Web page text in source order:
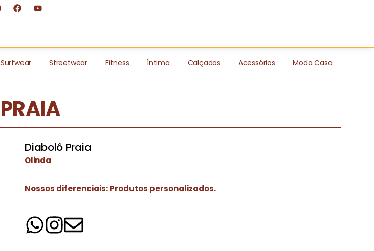
Surfwear Streetwear Fitness Íntima Calçados Acessórios Moda Casa
PRAIA
Diabolô Praia
Olinda
Nossos diferenciais: Produtos personalizados.